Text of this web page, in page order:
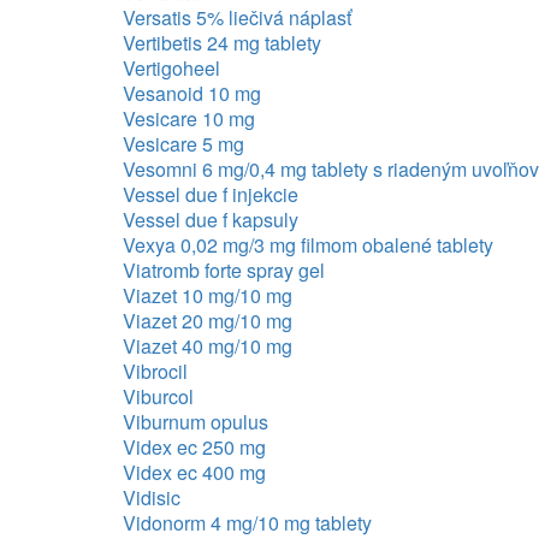
Versatis 5% liečivá náplasť
Vertibetis 24 mg tablety
Vertigoheel
Vesanoid 10 mg
Vesicare 10 mg
Vesicare 5 mg
Vesomni 6 mg/0,4 mg tablety s riadeným
Vessel due f injekcie
Vessel due f kapsuly
Vexya 0,02 mg/3 mg filmom obalené tablety
Viatromb forte spray gel
Viazet 10 mg/10 mg
Viazet 20 mg/10 mg
Viazet 40 mg/10 mg
Vibrocil
Viburcol
Viburnum opulus
Videx ec 250 mg
Videx ec 400 mg
Vidisic
Vidonorm 4 mg/10 mg tablety